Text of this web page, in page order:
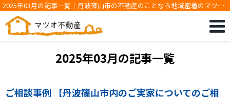
2025年03月の記事一覧｜丹波篠山市の不動産のことなら地域密着のマツオ
不動産です
2025年03月の記事一覧
ご相談事例 【丹波篠山市内のご実家についてのご相